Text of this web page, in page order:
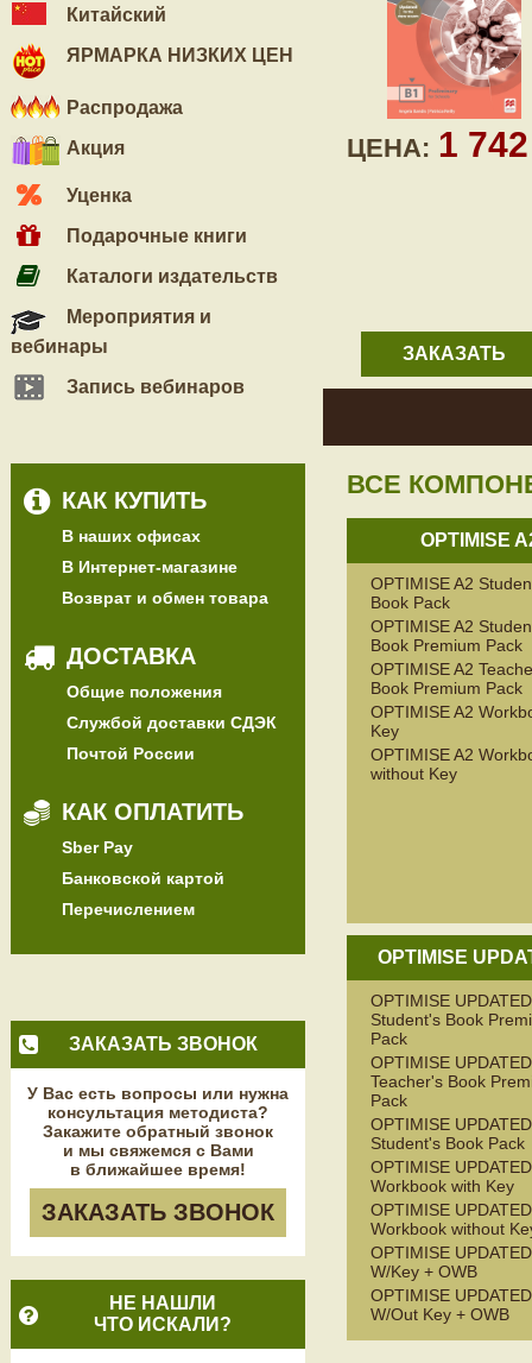
Китайский
ЯРМАРКА НИЗКИХ ЦЕН
Распродажа
Акция
Уценка
Подарочные книги
Каталоги издательств
Мероприятия и
вебинары
Запись вебинаров
КАК КУПИТЬ
В наших офисах
В Интернет-магазине
Возврат и обмен товара
ДОСТАВКА
Общие положения
Службой доставки СДЭК
Почтой России
КАК ОПЛАТИТЬ
Sber Pay
Банковской картой
Перечислением
ЗАКАЗАТЬ ЗВОНОК
У Вас есть вопросы или нужна
консультация методиста?
Закажите обратный звонок
и мы свяжемся с Вами
в ближайшее время!
ЗАКАЗАТЬ ЗВОНОК
НЕ НАШЛИ
ЧТО ИСКАЛИ?
ЦЕНА: 1
ЗАКАЗАТЬ
ВСЕ
OPTIMISE
OPTIMISE A2
Book Pack
OPTIMISE A2
Book Premium Pack
OPTIMISE A2
Book Premium Pack
OPTIMISE A2
Key
OPTIMISE A2
without Key
OPTIMISE
OPTIMISE
Student's Book
Pack
OPTIMISE
Teacher's Book
Pack
OPTIMISE
Student's Book Pack
OPTIMISE
Workbook with Key
OPTIMISE
Workbook without
OPTIMISE
W/Key + OWB
OPTIMISE
W/Out Key + OWB